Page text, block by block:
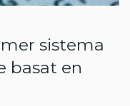
sistema
basat en